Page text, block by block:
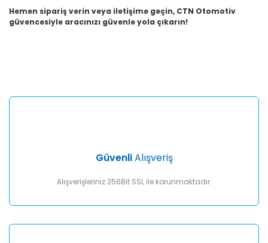
Hemen sipariş verin veya iletişime geçin, CTN Otomotiv
güvencesiyle aracınızı güvenle yola çıkarın!
Yorum Yaz
Ürün fiyatı diğer sitelerden daha pahalı.
GüvenliAlışveriş
Alışverişleriniz 256Bit SSL ile korunmaktadır.